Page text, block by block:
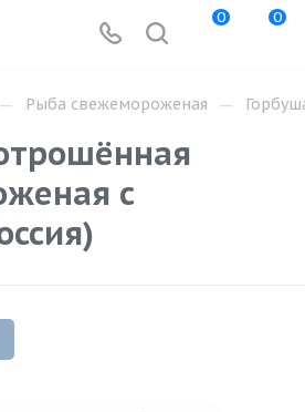
0 0
— Рыба свежемороженая —
с